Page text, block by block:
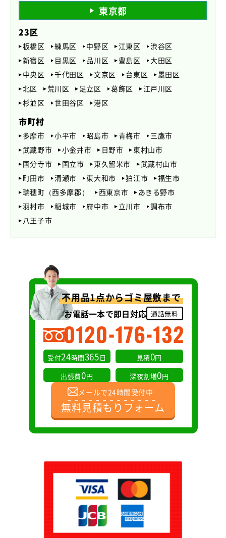
東京都
23区
板橋区 練馬区 中野区 江東区
渋谷区
新宿区
目黒区 品川区 豊島区
大田区
中央区
千代田区 文京区 台東区
墨田区
北区
荒川区 足立区 葛飾区
江戸川区
杉並区
世田谷区 港区
市町村
多摩市 小平市 昭島市 青梅市
三鷹市
武蔵野市
小金井市 日野市
東村山市
国分寺市
国立市 東久留米市
武蔵村山市
町田市
清瀬市 東大和市 狛江市
福生市
瑞穂町（西多摩郡）
西東京市
あきる野市
羽村市
稲城市 府中市 立川市
調布市
八王子市
不用品1点からゴミ屋敷まで
お電話一本で即日対応 通話無料
受付24時間365日 見積0円
出張費0円 深夜割増0円
メールで24時間受付中
無料見積もりフォーム